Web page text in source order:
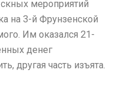
мероприятий
на 3-й Фрунзенской
Им оказался 21-
денег
другая часть изъята.